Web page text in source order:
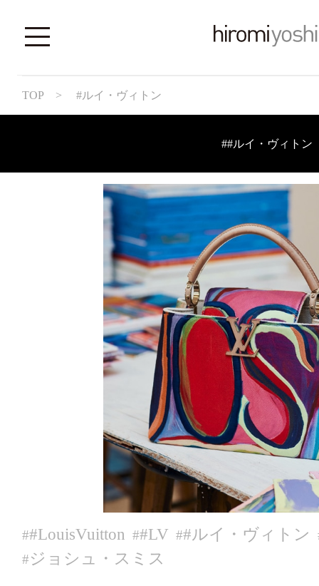
TOP > #ルイ・ヴィトン
##ルイ・ヴィトン
##LouisVuitton ##LV ##ルイ・ヴィトン
#ジョシュ・スミス